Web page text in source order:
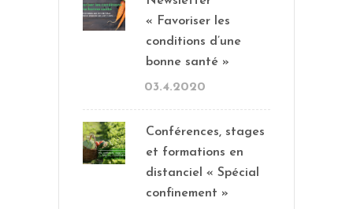
« Favoriser les
conditions d’une
bonne santé »
03.4.2020
Conférences, stages
et formations en
distanciel « Spécial
confinement »